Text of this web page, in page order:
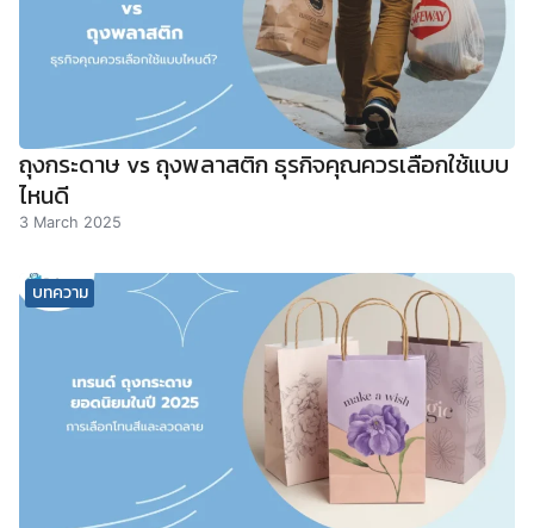
ถุงกระดาษ vs ถุงพลาสติก ธุรกิจคุณควรเลือกใช้แบบ
ไหนดี
3 March 2025
บทความ